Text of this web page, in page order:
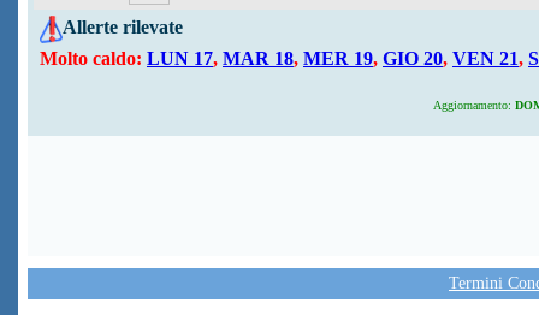
Allerte rilevate
Molto caldo: LUN 17, MAR 18, MER 19, GIO 20, VEN 21,
Aggiornamento:
Termini